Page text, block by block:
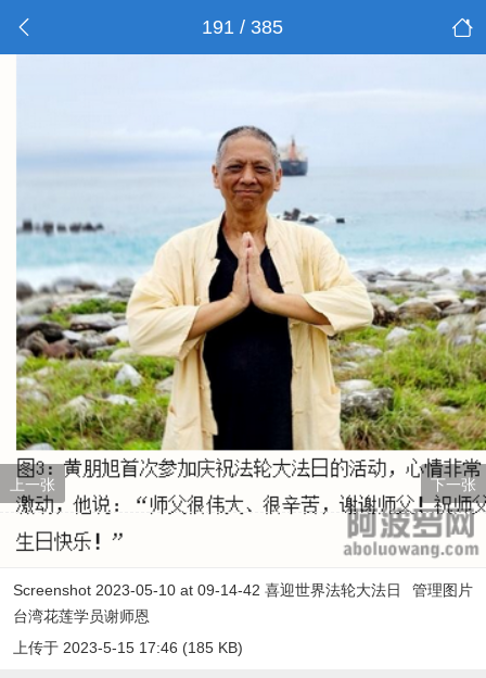
191 / 385
上一张 下一张
管理图片
Screenshot 2023-05-10 at 09-14-42 喜迎世界法轮大法日
台湾花莲学员谢师恩
上传于 2023-5-15 17:46 (185 KB)